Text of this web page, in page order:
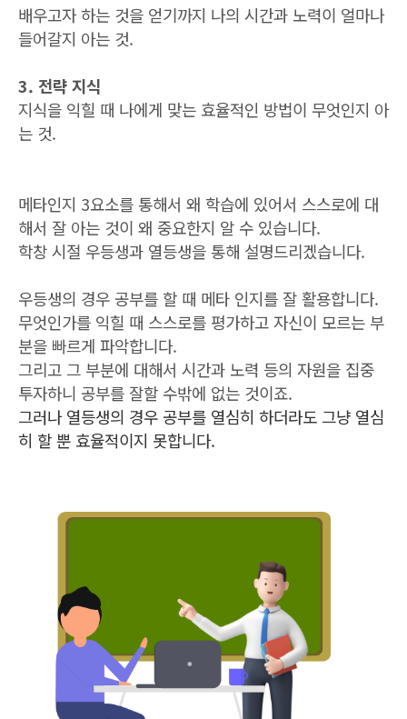
배우고자 하는 것을 얻기까지 나의 시간과 노력이 얼마나
들어갈지 아는 것.
3. 전략 지식
지식을 익힐 때 나에게 맞는 효율적인 방법이 무엇인지 아
는 것.
메타인지 3요소를 통해서 왜 학습에 있어서 스스로에 대
해서 잘 아는 것이 왜 중요한지 알 수 있습니다.
학창 시절 우등생과 열등생을 통해 설명드리겠습니다.
우등생의 경우 공부를 할 때 메타 인지를 잘 활용합니다.
무엇인가를 익힐 때 스스로를 평가하고 자신이 모르는 부
분을 빠르게 파악합니다.
그리고 그 부분에 대해서 시간과 노력 등의 자원을 집중
투자하니 공부를 잘할 수밖에 없는 것이죠.
그러나 열등생의 경우 공부를 열심히 하더라도 그냥 열심
히 할 뿐 효율적이지 못합니다.